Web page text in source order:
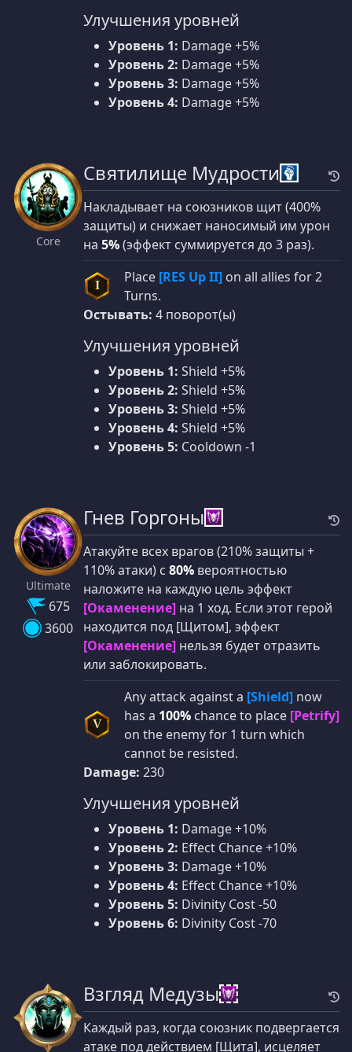
Улучшения уровней
Уровень 1: Damage +5%
Уровень 2: Damage +5%
Уровень 3: Damage +5%
Уровень 4: Damage +5%
Core
Святилище Мудрости
Накладывает на союзников щит (400%
защиты) и снижает наносимый им урон
на 5%(эффект суммируется до 3 раз).
I Place [RES Up II] on all allies for 2
Turns.
Остывать: 4 поворот(ы)
Улучшения уровней
Уровень 1: Shield +5%
Уровень 2: Shield +5%
Уровень 3: Shield +5%
Уровень 4: Shield +5%
Уровень 5: Cooldown -1
Ultimate
675
3600
Гнев Горгоны
Атакуйте всех врагов (210% защиты +
110% атаки) с 80% вероятностью
наложите на каждую цель эффект
[Окаменение] на 1 ход. Если этот герой
находится под [Щитом], эффект
[Окаменение] нельзя будет отразить
или заблокировать.
V
Any attack against a [Shield] now
has a 100% chance to place [Petrify]
on the enemy for 1 turn which
cannot be resisted.
Damage: 230
Улучшения уровней
Уровень 1: Damage +10%
Уровень 2: Effect Chance +10%
Уровень 3: Damage +10%
Уровень 4: Effect Chance +10%
Уровень 5: Divinity Cost -50
Уровень 6: Divinity Cost -70
Взгляд Медузы
Каждый раз, когда союзник подвергается
атаке под действием [Щита], исцеляет